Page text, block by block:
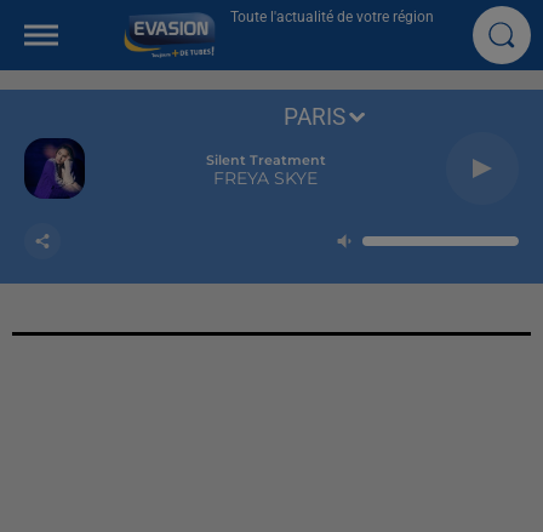
Toute l'actualité de votre région
Silent Treatment
FREYA SKYE
PARIS